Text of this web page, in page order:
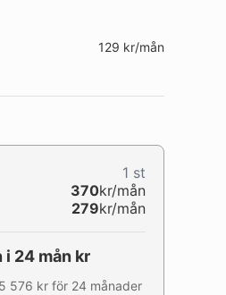
129 kr/mån
1 st
370kr/mån
279kr/mån
i 24 mån kr
576 kr för 24 månader